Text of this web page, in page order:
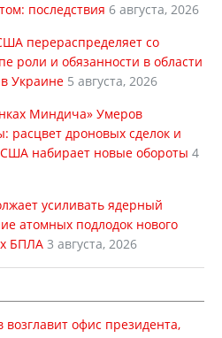
последствия 6 августа, 2026
перераспределяет со
роли и обязанности в области
Украине 5 августа, 2026
Миндича» Умеров
расцвет дроновых сделок и
набирает новые обороты 4
усиливать ядерный
атомных подлодок нового
БПЛА 3 августа, 2026